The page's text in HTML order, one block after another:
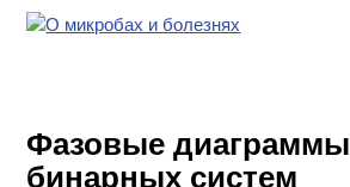
ХИМИЧЕСКАЯ
ПОСУДА
Фазовые диаграммы
бинарных систем